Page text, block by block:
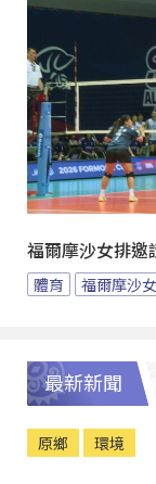
福爾摩沙女排邀
體育 福爾摩沙
最新新聞
原鄉 環境